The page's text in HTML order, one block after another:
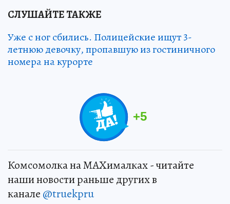
СЛУШАЙТЕ ТАКЖЕ
Уже с ног сбились. Полицейские ищут 3-
летнюю девочку, пропавшую из гостиничного
номера на курорте
+5
Комсомолка на MAXималках - читайте
наши новости раньше других в
канале @truekpru